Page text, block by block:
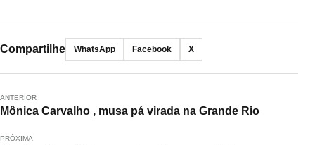
Compartilhe WhatsApp Facebook X
ANTERIOR
Mônica Carvalho , musa pá virada na Grande Rio
PRÓXIMA